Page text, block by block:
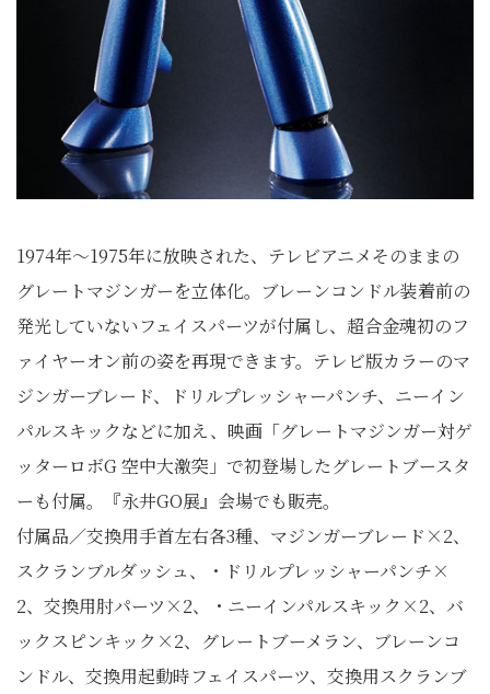
1974年～1975年に放映された、テレビアニメそのままの
グレートマジンガーを立体化。ブレーンコンドル装着前の
発光していないフェイスパーツが付属し、超合金魂初のフ
ァイヤーオン前の姿を再現できます。テレビ版カラーのマ
ジンガーブレード、ドリルプレッシャーパンチ、ニーイン
パルスキックなどに加え、映画「グレートマジンガー対ゲ
ッターロボG 空中大激突」で初登場したグレートブースタ
ーも付属。『永井GO展』会場でも販売。
付属品／交換用手首左右各3種、マジンガーブレード×2、
スクランブルダッシュ、・ドリルプレッシャーパンチ×
2、交換用肘パーツ×2、・ニーインパルスキック×2、バ
ックスピンキック×2、グレートブーメラン、ブレーンコ
ンドル、交換用起動時フェイスパーツ、交換用スクランブ